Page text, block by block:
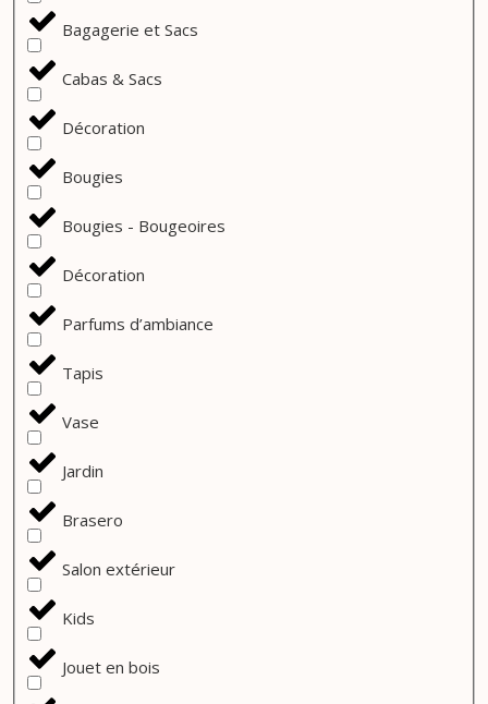
Bagagerie et Sacs
Cabas & Sacs
Décoration
Bougies
Bougies - Bougeoires
Décoration
Parfums d’ambiance
Tapis
Vase
Jardin
Brasero
Salon extérieur
Kids
Jouet en bois